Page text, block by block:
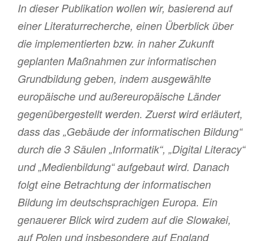
In dieser Publikation wollen wir, basierend auf
einer Literaturrecherche, einen Überblick über
die implementierten bzw. in naher Zukunft
geplanten Maßnahmen zur informatischen
Grundbildung geben, indem ausgewählte
europäische und außereuropäische Länder
gegenübergestellt werden. Zuerst wird erläutert,
dass das „Gebäude der informatischen Bildung“
durch die 3 Säulen „Informatik“, „Digital Literacy“
und „Medienbildung“ aufgebaut wird. Danach
folgt eine Betrachtung der informatischen
Bildung im deutschsprachigen Europa. Ein
genauerer Blick wird zudem auf die Slowakei,
auf Polen und insbesondere auf England